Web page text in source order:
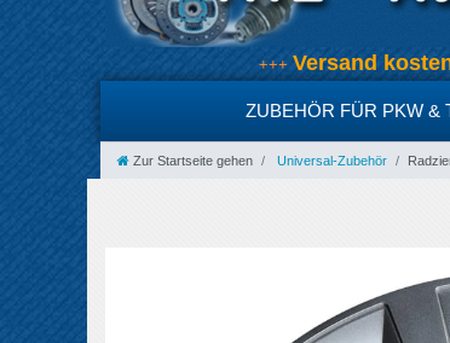
+++Versand
ZUBEHÖR FÜR PKW &
Zur Startseite gehen Universal-Zubehör